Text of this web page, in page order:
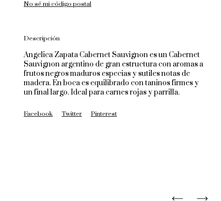
No sé mi código postal
Descripción
Angelica Zapata Cabernet Sauvignon es un Cabernet
Sauvignon argentino de gran estructura con aromas a
frutos negros maduros especias y sutiles notas de
madera. En boca es equilibrado con taninos firmes y
un final largo. Ideal para carnes rojas y parrilla.
Facebook Twitter Pinterest